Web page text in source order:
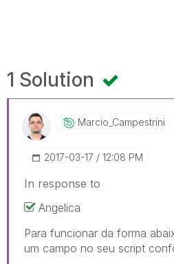
1 Solution
Marcio_CampestrIni
‎2017-03-17 12:08 PM
In response to
Angelica
Para funcionar da forma
um campo no seu script